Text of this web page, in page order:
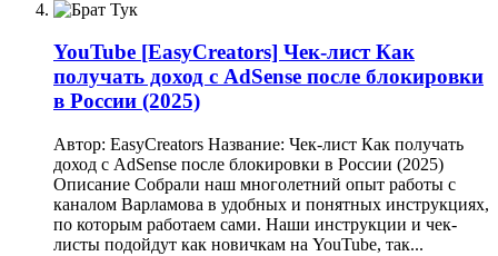
YouTube [EasyCreators] Чек-лист Как
получать доход с AdSense после блокировки
в России (2025)
Автор: EasyCreators Название: Чек-лист Как получать
доход с AdSense после блокировки в России (2025)
Описание Собрали наш многолетний опыт работы с
каналом Варламова в удобных и понятных инструкциях,
по которым работаем сами. Наши инструкции и чек-
листы подойдут как новичкам на YouTube, так...